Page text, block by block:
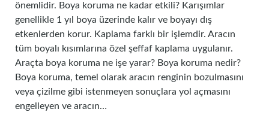
önemlidir. Boya koruma ne kadar etkili? Karışımlar
genellikle 1 yıl boya üzerinde kalır ve boyayı dış
etkenlerden korur. Kaplama farklı bir işlemdir. Aracın
tüm boyalı kısımlarına özel şeffaf kaplama uygulanır.
Araçta boya koruma ne işe yarar? Boya koruma nedir?
Boya koruma, temel olarak aracın renginin bozulmasını
veya çizilme gibi istenmeyen sonuçlara yol açmasını
engelleyen ve aracın…